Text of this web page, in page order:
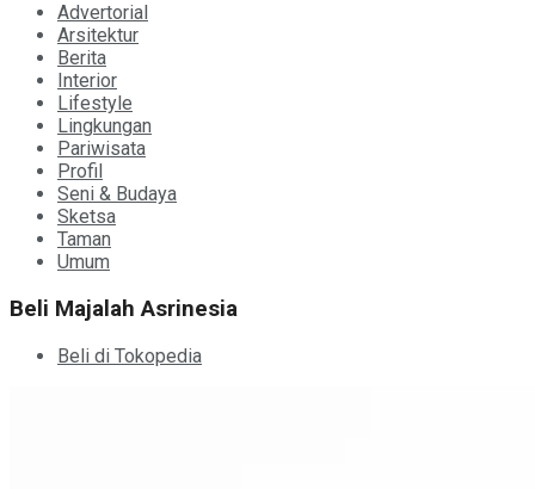
Advertorial
Arsitektur
Berita
Interior
Lifestyle
Lingkungan
Pariwisata
Profil
Seni & Budaya
Sketsa
Taman
Umum
Beli Majalah Asrinesia
Beli di Tokopedia